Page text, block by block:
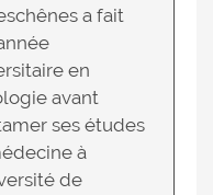
a fait
en
avant
ses études
à
de